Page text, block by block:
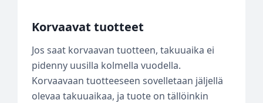
Korvaavat tuotteet
Jos saat korvaavan tuotteen, takuuaika ei
pidenny uusilla kolmella vuodella.
Korvaavaan tuotteeseen sovelletaan jäljellä
olevaa takuuaikaa, ja tuote on tällöinkin